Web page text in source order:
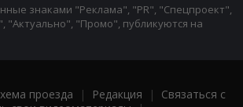
знаками "Реклама", "PR", "Спецпроект",
"Актуально", "Промо", публикуются на
проезда | Редакция | Связаться с